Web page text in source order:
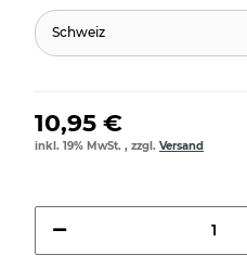
Schweiz
10,95 €
inkl. 19% MwSt. , zzgl. Versand